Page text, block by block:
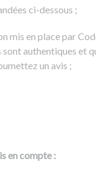
ci-dessous ;
mis en place par
authentiques et
un avis ;
en compte :